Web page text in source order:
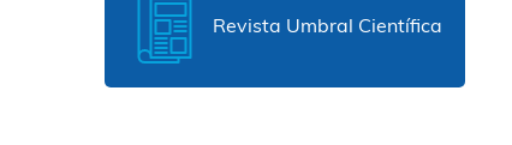
Revista Umbral Científica